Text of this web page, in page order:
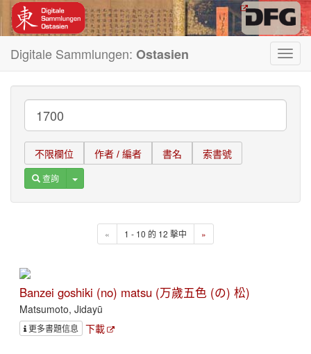
Digitale Sammlungen: Ostasien
不限欄位 作者 / 編者 書名 索書號
查詢 Toggle Dropdown
« 1 - 10 的 12 擊中 »
Banzei goshiki (no) matsu (万歲五色 (の) 松)
Matsumoto, Jidayū
更多書題信息 下載